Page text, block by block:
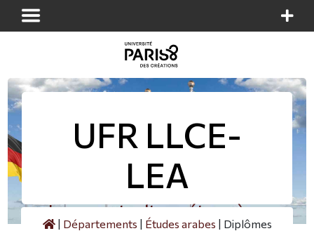
Panneau de gestion des cookies
UFR LLCE-
LEA
Langues et cultures étrangères
| Départements | Études arabes | Diplômes